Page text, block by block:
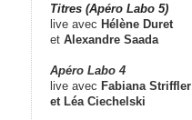
Titres (Apéro Labo 5)
live avec Hélène Duret
et Alexandre Saada
Apéro Labo 4
live avec Fabiana Striffler
et Léa Ciechelski